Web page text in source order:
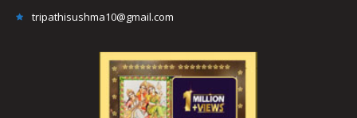
tripathisushma10@gmail.com